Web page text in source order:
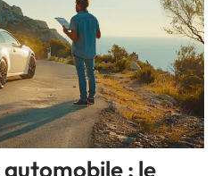
: le